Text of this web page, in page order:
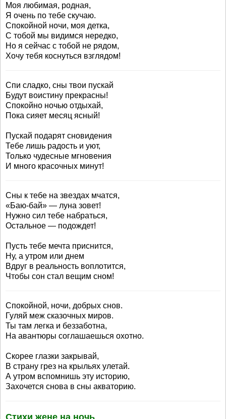
Моя любимая, родная,
Я очень по тебе скучаю.
Спокойной ночи, моя детка,
С тобой мы видимся нередко,
Но я сейчас с тобой не рядом,
Хочу тебя коснуться взглядом!
Спи сладко, сны твои пускай
Будут воистину прекрасны!
Спокойно ночью отдыхай,
Пока сияет месяц ясный!
Пускай подарят сновидения
Тебе лишь радость и уют,
Только чудесные мгновения
И много красочных минут!
Сны к тебе на звездах мчатся,
«Баю-бай» — луна зовет!
Нужно сил тебе набраться,
Остальное — подождет!
Пусть тебе мечта приснится,
Ну, а утром или днем
Вдруг в реальность воплотится,
Чтобы сон стал вещим сном!
Спокойной, ночи, добрых снов.
Гуляй меж сказочных миров.
Ты там легка и беззаботна,
На авантюры соглашаешься охотно.
Скорее глазки закрывай,
В страну грез на крыльях улетай.
А утром вспомнишь эту историю,
Захочется снова в сны акваторию.
Стихи жене на ночь